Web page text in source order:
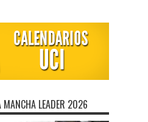
MANCHA LEADER 2026